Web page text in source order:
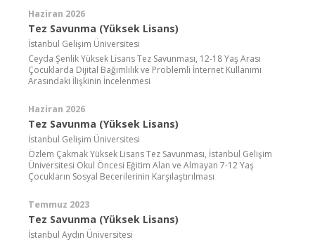
Haziran 2026
Tez Savunma (Yüksek Lisans)
İstanbul Gelişim Üniversitesi
Ceyda Şenlik Yüksek Lisans Tez Savunması, 12-18 Yaş Arası
Çocuklarda Dijital Bağımlılık ve Problemli İnternet Kullanımı
Arasındaki İlişkinin İncelenmesi
Haziran 2026
Tez Savunma (Yüksek Lisans)
İstanbul Gelişim Üniversitesi
Özlem Çakmak Yüksek Lisans Tez Savunması, İstanbul Gelişim
Üniversitesi Okul Öncesi Eğitim Alan ve Almayan 7-12 Yaş
Çocukların Sosyal Becerilerinin Karşılaştırılması
Temmuz 2023
Tez Savunma (Yüksek Lisans)
İstanbul Aydın Üniversitesi